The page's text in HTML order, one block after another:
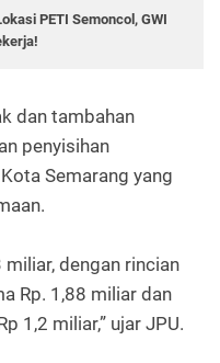
PETI Semoncol, GWI
dan tambahan
penyisihan
Semarang yang
dengan rincian
Rp. 1,88 miliar dan
1,2 miliar,” ujar JPU.